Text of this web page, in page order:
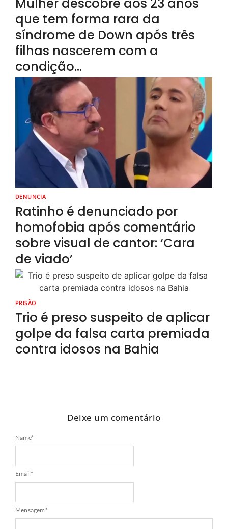
que tem forma rara da
síndrome de Down após três
filhas nascerem com a
condição…
DENUNCIA
Ratinho é denunciado por
homofobia após comentário
sobre visual de cantor: ‘Cara
de viado’
PRISÃO
Trio é preso suspeito de aplicar
golpe da falsa carta premiada
contra idosos na Bahia
Deixe um comentário
Name*
Email*